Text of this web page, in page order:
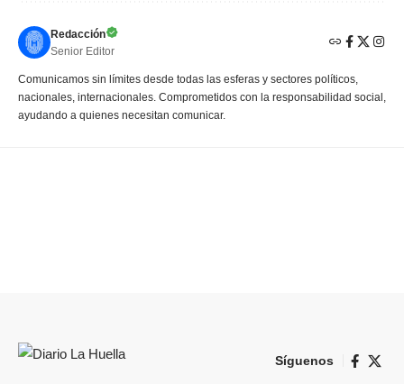
Redacción
Senior Editor
Comunicamos sin límites desde todas las esferas y sectores políticos,
nacionales, internacionales. Comprometidos con la responsabilidad social,
ayudando a quienes necesitan comunicar.
Síguenos